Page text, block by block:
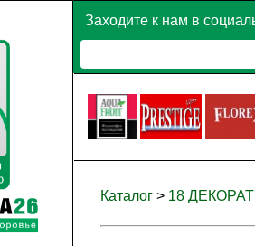
Заходите к нам в
Каталог > 18